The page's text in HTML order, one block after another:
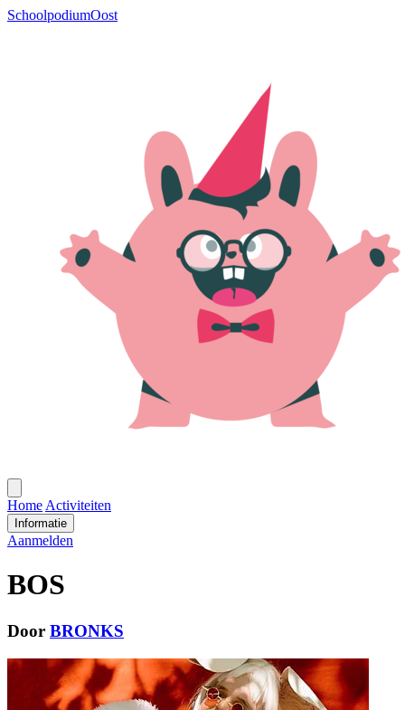
SchoolpodiumOost
menu
Home Activiteiten
Informatie
Aanmelden
BOS
Door BRONKS